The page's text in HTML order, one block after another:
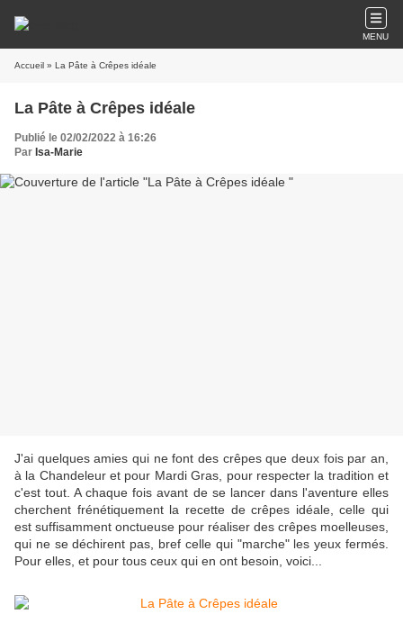
MENU
Accueil » La Pâte à Crêpes idéale
La Pâte à Crêpes idéale
Publié le 02/02/2022 à 16:26
Par Isa-Marie
J'ai quelques amies qui ne font des crêpes que deux fois par an,
à la Chandeleur et pour Mardi Gras, pour respecter la tradition et
c'est tout. A chaque fois avant de se lancer dans l'aventure elles
cherchent frénétiquement la recette de crêpes idéale, celle qui
est suffisamment onctueuse pour réaliser des crêpes moelleuses,
qui ne se déchirent pas, bref celle qui "marche" les yeux fermés.
Pour elles, et pour tous ceux qui en ont besoin, voici...